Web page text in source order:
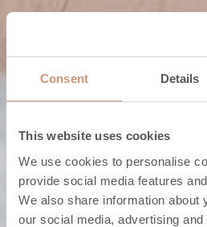
Consent Details
This website uses cookies
We use cookies to personalise
provide social media features
We also share information about
our social media, advertising
Maßgefertigte